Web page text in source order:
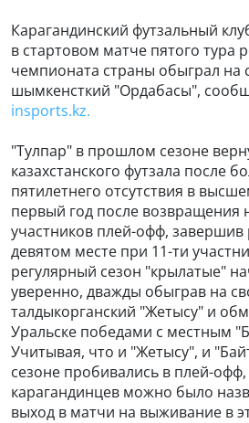
Карагандинский футзальный
в стартовом матче пятого тура
чемпионата страны обыграл на
шымкенсткий "Ордабасы",
insports.kz.
"Тулпар" в прошлом сезоне
казахстанского футзала после
пятилетнего отсутствия в
первый год после возвращения
участников плей-офф, завершив
девятом месте при 11-ти
регулярный сезон "крылатые"
уверенно, дважды обыграв на
талдыкорганский "Жетысу" и
Уральске победами с местным
Учитывая, что и "Жетысу", и
сезоне пробивались в плей-офф,
карагандинцев можно было
выход в матчи на выживание в